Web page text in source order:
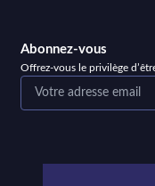
Abonnez-vous
Offrez-vous le privilège